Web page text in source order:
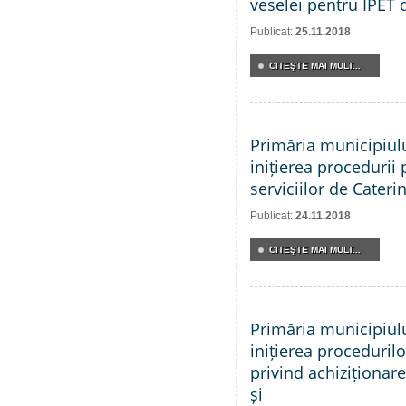
veselei pentru IPET
Publicat: 25.11.2018
CITEŞTE MAI MULT...
Primăria
inițierea procedurii
serviciilor de
Publicat: 24.11.2018
CITEŞTE MAI MULT...
Primăria
inițierea
privind
și